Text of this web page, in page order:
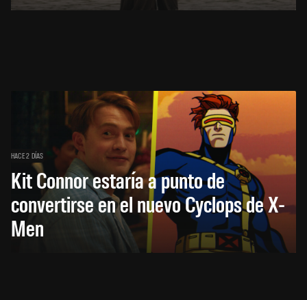
HACE 2 DÍAS
Kit Connor estaría a punto de
convertirse en el nuevo Cyclops de X-
Men